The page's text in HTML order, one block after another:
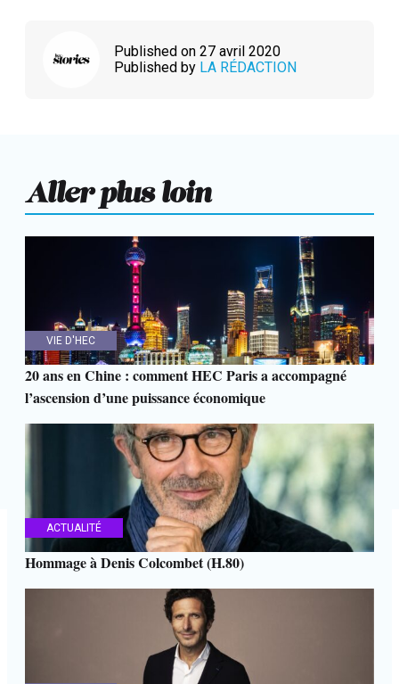
Published on 27 avril 2020
Published by LA RÉDACTION
Aller plus loin
VIE D'HEC
20 ans en Chine : comment HEC Paris a accompagné
l’ascension d’une puissance économique
ACTUALITÉ
Hommage à Denis Colcombet (H.80)